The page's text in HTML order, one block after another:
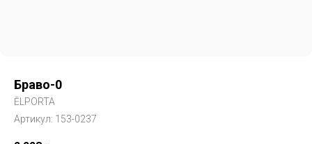
Браво-0
ĒLPORTA
Артикул: 153-0237